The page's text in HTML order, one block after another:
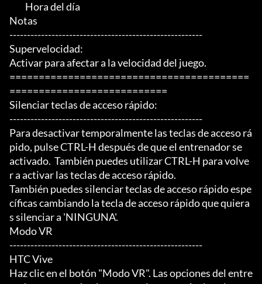
Notas
-------------------------------------------------------
Supervelocidad:
Activar para afectar a la velocidad del juego.
=========================================
===========================
Silenciar teclas de acceso rápido:
-------------------------------------------------------
Para desactivar temporalmente las teclas de acceso rá
pido, pulse CTRL-H después de que el entrenador se
activado.  También puedes utilizar CTRL-H para volve
r a activar las teclas de acceso rápido.
También puedes silenciar teclas de acceso rápido espe
cíficas cambiando la tecla de acceso rápido que quiera
s silenciar a 'NINGUNA'.
Modo VR
-------------------------------------------------------
HTC Vive
Haz clic en el botón "Modo VR". Las opciones del entre